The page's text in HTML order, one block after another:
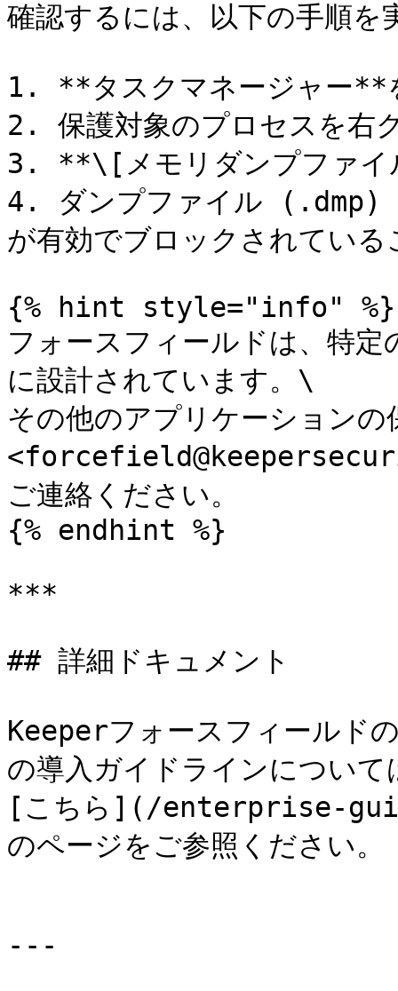
確認するには、以下の手順を
1. **タスクマネージャー**
2. 保護対象のプロセスを右
3. **\[メモリダンプファイ
4. ダンプファイル (.dmp)
が有効でブロックされてい
{% hint style="info" %}
フォースフィールドは、特
に設計されています。\
その他のアプリケーション
ご連絡ください。
{% endhint %}
***
## 詳細ドキュメント
Keeperフォースフィールド
の導入ガイドラインについ
[こちら](/enterprise-
のページをご参照ください。
---